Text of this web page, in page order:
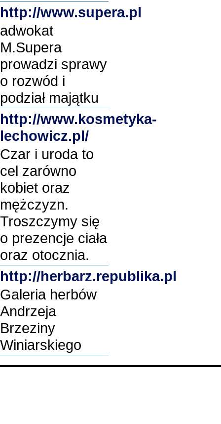
http://www.supera.pl
adwokat
M.Supera
prowadzi sprawy
o rozwód i
podział majątku
http://www.kosmetyka-
lechowicz.pl/
Czar i uroda to
cel zarówno
kobiet oraz
mężczyzn.
Troszczymy się
o prezencje ciała
oraz otocznia.
http://herbarz.republika.pl
Galeria herbów
Andrzeja
Brzeziny
Winiarskiego